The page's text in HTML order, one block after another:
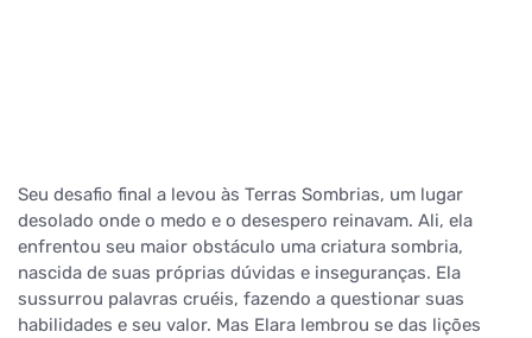
Seu desafio final a levou às Terras Sombrias, um lugar
desolado onde o medo e o desespero reinavam. Ali, ela
enfrentou seu maior obstáculo uma criatura sombria,
nascida de suas próprias dúvidas e inseguranças. Ela
sussurrou palavras cruéis, fazendo a questionar suas
habilidades e seu valor. Mas Elara lembrou se das lições